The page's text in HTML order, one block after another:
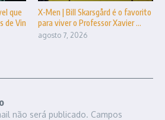
que
de Vin
X-Men | Bill Skarsgård é o favorito
para viver o Professor Xavier ...
agosto 7, 2026
não será publicado. Campos